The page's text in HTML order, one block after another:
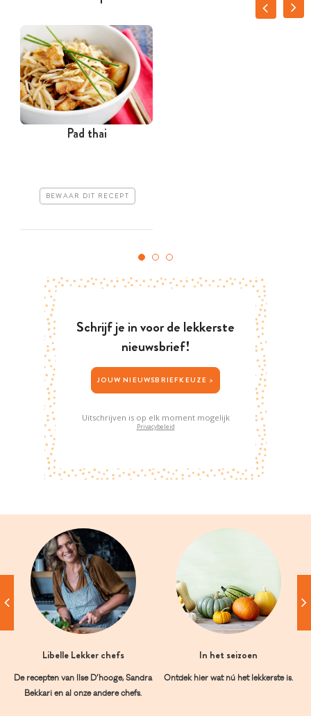
Pad thai
BEWAAR DIT RECEPT
Schrijf je in voor de lekkerste
nieuwsbrief!
JOUW NIEUWSBRIEFKEUZE >
Uitschrijven is op elk moment mogelijk
Privacybeleid
Libelle Lekker chefs
De recepten van Ilse D’hooge, Sandra
Bekkari en al onze andere chefs.
In het seizoen
Ontdek hier wat nú het lekkerste is.